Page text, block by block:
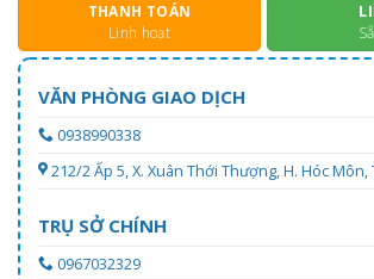
THANH TOÁN
Linh hoạt
VĂN PHÒNG GIAO DỊCH
0938990338
212/2 Ấp 5, X. Xuân Thới Thượng, H. Hóc Môn,
TRỤ SỞ CHÍNH
0967032329